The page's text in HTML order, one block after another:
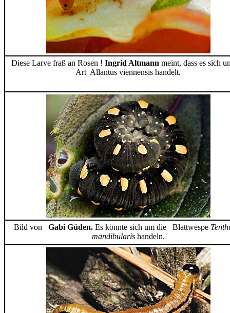
Diese Larve fraß an Rosen ! Ingrid Altmann meint, dass es sich
Art Allantus viennensis handelt.
Bild von Gabi Güden. Es könnte sich um die Blattwespe
mandibularishandeln.